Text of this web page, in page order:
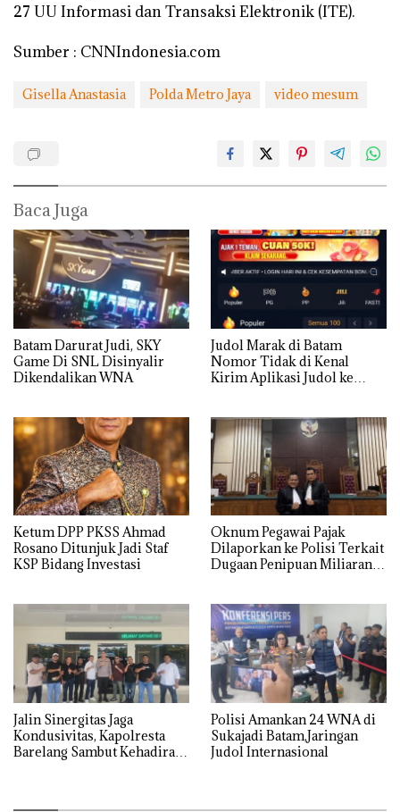
27 UU Informasi dan Transaksi Elektronik (ITE).
Sumber : CNNIndonesia.com
Gisella Anastasia Polda Metro Jaya video mesum
Baca Juga
Batam Darurat Judi, SKY
Game Di SNL Disinyalir
Dikendalikan WNA
Judol Marak di Batam
Nomor Tidak di Kenal
Kirim Aplikasi Judol ke
Ketum DPP PKSS Ahmad
Rosano Ditunjuk Jadi Staf
KSP Bidang Investasi
Oknum Pegawai Pajak
Dilaporkan ke Polisi Terkait
Dugaan Penipuan Miliaran
Jalin Sinergitas Jaga
Kondusivitas, Kapolresta
Barelang Sambut Kehadiran
Polisi Amankan 24 WNA di
Sukajadi Batam,Jaringan
Judol Internasional